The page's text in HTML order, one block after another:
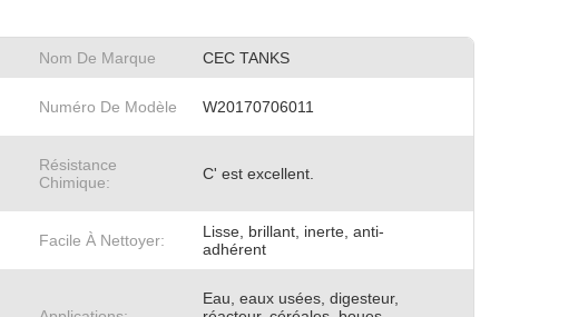
Nom De Marque CEC TANKS
Numéro De Modèle W20170706011
Résistance
Chimique:
C' est excellent.
Facile À Nettoyer:
Lisse, brillant, inerte, anti-
adhérent
Eau, eaux usées, digesteur,